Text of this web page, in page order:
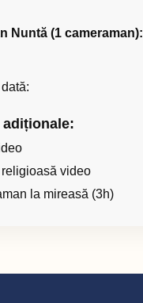
Nuntă (1 cameraman):
video
la mireasă (3h)